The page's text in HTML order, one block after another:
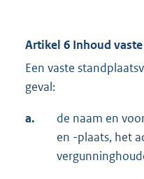
Artikel 6 Inhoud
Een vaste
geval:
a.
de naam en
en -plaats, het